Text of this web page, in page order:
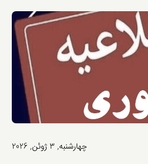
چهارشنبه, 3 ژوئن, 2026